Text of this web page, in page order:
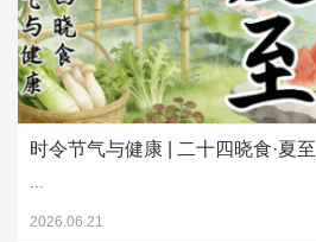
时令节气与健康 | 二十四晓食·夏至
...
2026.06.21